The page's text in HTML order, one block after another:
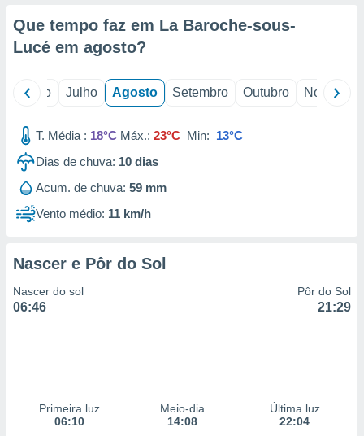
de
Que tempo faz em La Baroche-sous-
Lucé em agosto?
Junho Julho Agosto Setembro Outubro Novembro
T. Média : 18°C Máx.: 23°C Min: 13°C
Dias de chuva: 10 dias
Acum. de chuva: 59 mm
Vento médio: 11 km/h
Nascer e Pôr do Sol
Nascer do sol
06:46
Pôr do Sol
21:29
Primeira luz
06:10
Meio-dia
14:08
Última luz
22:04